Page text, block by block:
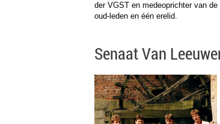
der VGST en medeoprichter van
oud-leden en één erelid.
Senaat Van